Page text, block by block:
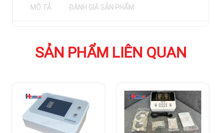
MÔ TẢ ĐÁNH GIÁ SẢN PHẨM
SẢN PHẨM LIÊN QUAN